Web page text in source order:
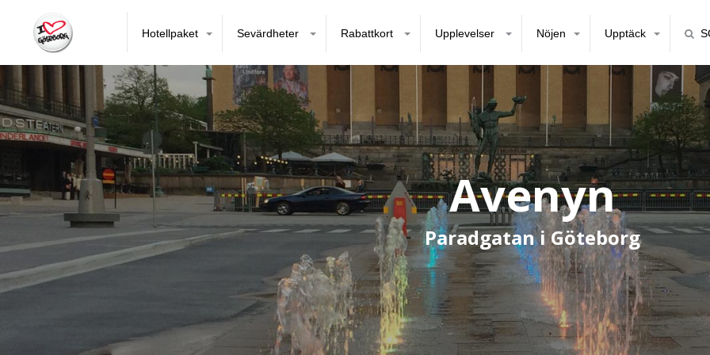
Hotellpaket Sevärdheter Rabattkort Upplevelser Nöjen Upptäck
Avenyn
Paradgatan i Göteborg